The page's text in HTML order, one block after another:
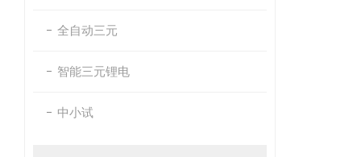
全自动三元
智能三元锂电
中小试